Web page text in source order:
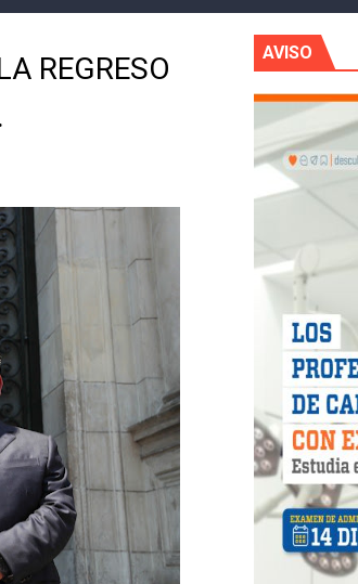
Orgullo Emprendedor con más de S/
relacionadas con el servicio móvil en
Libertad fueron sobre el servicio móvil
"POR LA PACIFICACIÓN DE LA
DEL PROGRAMA “APRENDIENDO
telefonía, internet o televisión de paga
GESTIÓN RECUPERARÁ LAS PISTAS DE
RESPETARSE LAS DISTANCIAS
solo toma un día hábil
la cobertura móvil de tu destino con
A FACILIDADES DE PAGO Y PARTICIPA
DE PAGO PARA REGULARIZAR
REGRESO
AVISO